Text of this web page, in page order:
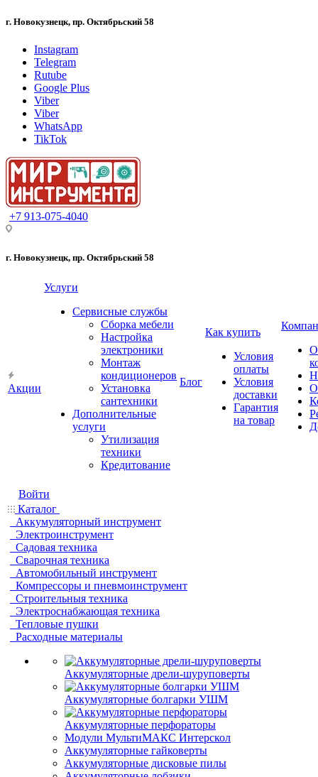
г. Новокузнецк, пр. Октябрьский 58
Instagram
Telegram
Rutube
Google Plus
Viber
Viber
WhatsApp
TikTok
+7 913-075-4040
г. Новокузнецк, пр. Октябрьский 58
Акции
Услуги
Сервисные службы
Сборка мебели
Настройка
электроники
Монтаж
кондиционеров
Установка
сантехники
Дополнительные
услуги
Утилизация
техники
Кредитование
Блог
Как купить
Условия
оплаты
Условия
доставки
Гарантия
на товар
О
Войти
Каталог
Аккумуляторный инструмент
Электроинструмент
Садовая техника
Сварочная техника
Автомобильный инструмент
Компрессоры и пневмоинструмент
Строительныя техника
Электроснабжающая техника
Тепловые пушки
Расходные материалы
Аккумуляторные дрели-шуруповерты
Аккумуляторные болгарки УШМ
Аккумуляторные перфораторы
Модули МультиМАКС Интерскол
Аккумуляторные гайковерты
Аккумуляторные дисковые пилы